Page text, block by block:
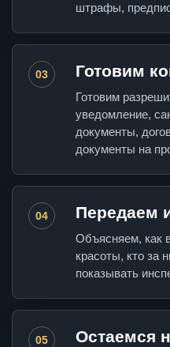
штрафы,
03 Готовим
Готовим
уведомление,
документы,
документы на
04 Передаем
Объясняем, как
красоты, кто за
показывать
05 Остаемся